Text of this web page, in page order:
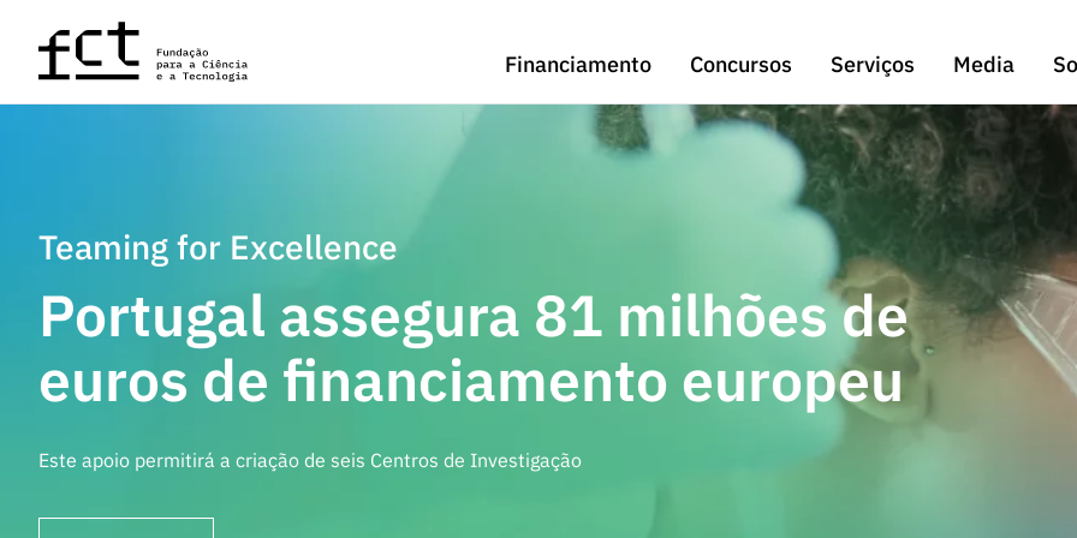
Saltar para o conteúdo principal
Financiamento
Concursos Serviços Media
Teaming for Excellence
Portugal assegura 81 milhões de
euros de financiamento europeu
Este apoio permitirá a criação de seis Centros de Investigação